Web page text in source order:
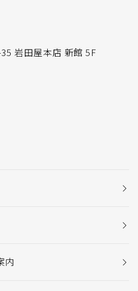
岩田屋本店 新館 5F
内